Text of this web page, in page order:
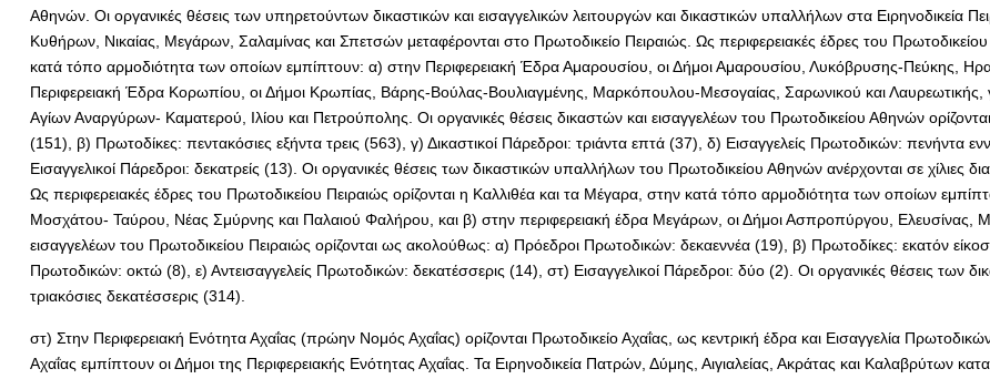
Αθηνών. Οι οργανικές θέσεις των υπηρετούντων δικαστικών και εισαγγελικών λειτουργών και δικαστικών υπαλλήλων στα Ειρηνοδικεία
Κυθήρων, Νικαίας, Μεγάρων, Σαλαμίνας και Σπετσών μεταφέρονται στο Πρωτοδικείο Πειραιώς. Ως περιφερειακές έδρες του
κατά τόπο αρμοδιότητα των οποίων εμπίπτουν: α) στην Περιφερειακή Έδρα Αμαρουσίου, οι Δήμοι Αμαρουσίου, Λυκόβρυσης-Πεύκης,
Περιφερειακή Έδρα Κορωπίου, οι Δήμοι Κρωπίας, Βάρης-Βούλας-Βουλιαγμένης, Μαρκόπουλου-Μεσογαίας, Σαρωνικού και Λαυρεωτικής,
Αγίων Αναργύρων- Καματερού, Ιλίου και Πετρούπολης. Οι οργανικές θέσεις δικαστών και εισαγγελέων του Πρωτοδικείου Αθηνών
(151), β) Πρωτοδίκες: πεντακόσιες εξήντα τρεις (563), γ) Δικαστικοί Πάρεδροι: τριάντα επτά (37), δ) Εισαγγελείς Πρωτοδικών: πενήντα
Εισαγγελικοί Πάρεδροι: δεκατρείς (13). Οι οργανικές θέσεις των δικαστικών υπαλλήλων του Πρωτοδικείου Αθηνών ανέρχονται σε χίλιες
Ως περιφερειακές έδρες του Πρωτοδικείου Πειραιώς ορίζονται η Καλλιθέα και τα Μέγαρα, στην κατά τόπο αρμοδιότητα των οποίων
Μοσχάτου- Ταύρου, Νέας Σμύρνης και Παλαιού Φαλήρου, και β) στην περιφερειακή έδρα Μεγάρων, οι Δήμοι Ασπροπύργου, Ελευσίνας,
εισαγγελέων του Πρωτοδικείου Πειραιώς ορίζονται ως ακολούθως: α) Πρόεδροι Πρωτοδικών: δεκαεννέα (19), β) Πρωτοδίκες: εκατόν
Πρωτοδικών: οκτώ (8), ε) Αντεισαγγελείς Πρωτοδικών: δεκατέσσερις (14), στ) Εισαγγελικοί Πάρεδροι: δύο (2). Οι οργανικές θέσεις των
τριακόσιες δεκατέσσερις (314).
στ) Στην Περιφερειακή Ενότητα Αχαΐας (πρώην Νομός Αχαΐας) ορίζονται Πρωτοδικείο Αχαΐας, ως κεντρική έδρα και Εισαγγελία
Αχαΐας εμπίπτουν οι Δήμοι της Περιφερειακής Ενότητας Αχαΐας. Τα Ειρηνοδικεία Πατρών, Δύμης, Αιγιαλείας, Ακράτας και Καλαβρύτων